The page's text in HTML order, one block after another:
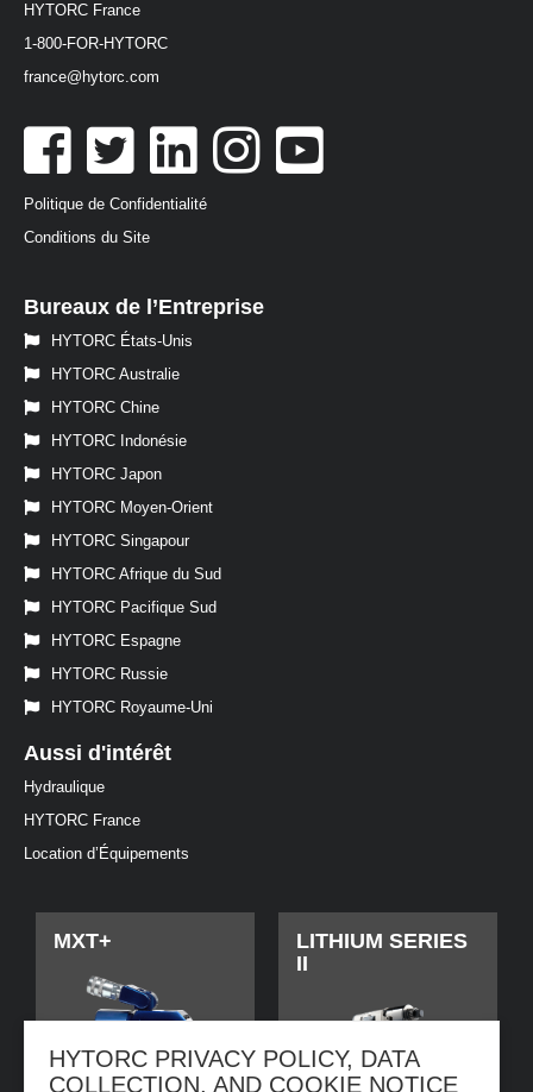
HYTORC PRIVACY POLICY, DATA
COLLECTION, AND COOKIE NOTICE
HYTORC France
1-800-FOR-HYTORC
france@hytorc.com
Politique de Confidentialité
Conditions du Site
Bureaux de l’Entreprise
HYTORC États-Unis
HYTORC Australie
HYTORC Chine
HYTORC Indonésie
HYTORC Japon
HYTORC Moyen-Orient
HYTORC Singapour
HYTORC Afrique du Sud
HYTORC Pacifique Sud
HYTORC Espagne
HYTORC Russie
HYTORC Royaume-Uni
Aussi d'intérêt
Hydraulique
HYTORC France
Location d’Équipements
MXT+
LITHIUM SERIES
II